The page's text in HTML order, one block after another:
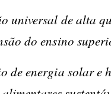
universal de alta
do ensino
de energia solar e